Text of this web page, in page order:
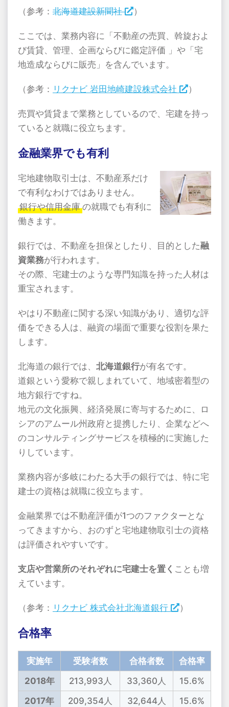
（参考： 北海道建設新聞社 ）
ここでは、業務内容に「不動産の売買、斡旋およ
び賃貸、管理、企画ならびに鑑定評価 」や「宅
地造成ならびに販売」を含んでいます。
（参考： リクナビ 岩田地崎建設株式会社 ）
売買や賃貸まで業務としているので、宅建を持っ
ていると就職に役立ちます。
金融業界でも有利
宅地建物取引士は、不動産系だけ
で有利なわけではありません。
銀行や信用金庫の就職でも有利に
働きます。
銀行では、不動産を担保としたり、目的とした融
資業務が行われます。
その際、宅建士のような専門知識を持った人材は
重宝されます。
やはり不動産に関する深い知識があり、適切な評
価をできる人は、融資の場面で重要な役割を果た
します。
北海道の銀行では、 北海道銀行が有名です。
道銀という愛称で親しまれていて、地域密着型の
地方銀行ですね。
地元の文化振興、経済発展に寄与するために、ロ
シアのアムール州政府と提携したり、企業などへ
のコンサルティングサービスを積極的に実施した
りしています。
業務内容が多岐にわたる大手の銀行では、特に宅
建士の資格は就職に役立ちます。
金融業界では不動産評価が1つのファクターとな
ってきますから、おのずと宅地建物取引士の資格
は評価されやすいです。
支店や営業所のそれぞれに宅建士を置く ことも増
えています。
（参考： リクナビ 株式会社北海道銀行 ）
合格率
実施年 受験者数 合格者数
合格率
2018年
213,993人 33,360人
15.6%
2017年
209,354人 32,644人 15.6%